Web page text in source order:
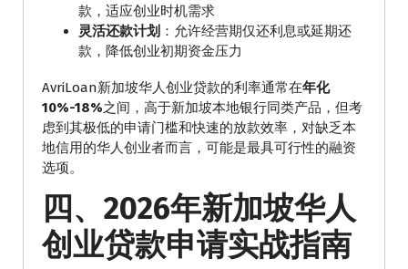
款，适应创业时机需求
灵活还款计划 ：允许经营期仅还利息或延期还
款，降低创业初期资金压力
AvriLoan新加坡华人创业贷款的利率通常在年化
10%-18%之间，高于新加坡本地银行同类产品，但考
虑到其极低的申请门槛和快速的放款效率，对缺乏本
地信用的华人创业者而言，可能是最具可行性的融资
选项。
四、2026年新加坡华人
创业贷款申请实战指南